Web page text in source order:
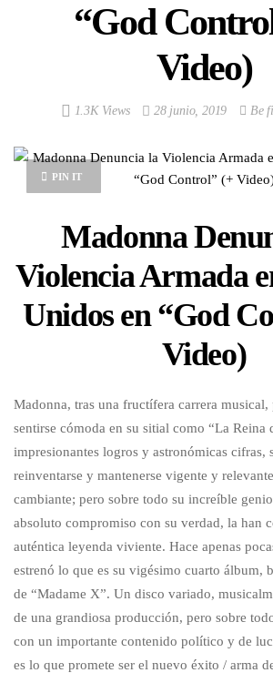
“God
Video)
1.3K Views 28 junio, 2019 Be
PIN IT
Madonna
Violencia Armada
Unidos en “God
Video)
Madonna, tras una fructífera carrera musical,
sentirse cómoda en su sitial como “La Reina
impresionantes logros y astronómicas cifras,
reinventarse y mantenerse vigente y
cambiante; pero sobre todo su increíble
absoluto compromiso con su verdad, la han
auténtica leyenda viviente. Hace apenas
estrenó lo que es su vigésimo cuarto álbum,
de “Madame X”. Un disco variado,
de una grandiosa producción, pero sobre
con un importante contenido político y de
es lo que promete ser el nuevo éxito / arma